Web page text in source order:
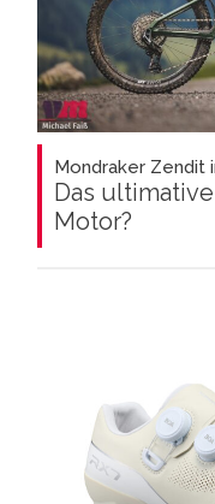
Mondraker Zendit
Das
Motor?